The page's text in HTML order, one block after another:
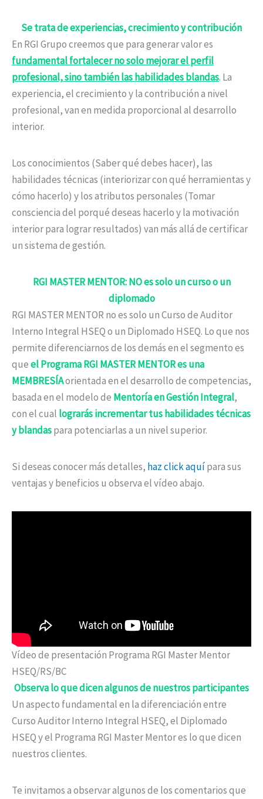
Se trata de experiencias, crecimiento y contribución
En RGI Grupo creemos que para generar valor es
fundamental fortalecer no solo mejorar el perfil
profesional, sino también las habilidades blandas. La
experiencia, el crecimiento y la contribución a nivel
profesional, van en medida proporcional al desarrollo
interior.
Los conocimientos (Saber qué debes hacer), las
habilidades técnicas (interiorizar con qué herramientas y
cómo hacerlo) y los atributos personales (Tomar
consciencia del porqué deseas hacerlo y la motivación
interior para lograr resultados) van más allá de certificar
un sistema de gestión.
RGI MASTER MENTOR: NO es solo un curso o un
diplomado
RGI MASTER MENTOR no es solo un Curso de Auditor
Interno Integral HSEQ o un Diplomado HSEQ. Lo que nos
permite diferenciarnos de los demás en el segmento es
queel Programa RGI MASTER MENTOR es una
MEMBRESÍAorientada en el desarrollo de competencias,
basada en el modelo de Mentoría en Gestión Integral,
con el cual lograrás incrementar tus habilidades técnicas
y blandaspara potenciarlas a un nivel superior.
Si deseas conocer más detalles, haz click aquípara sus
ventajas y beneficios u observa el vídeo abajo.
Vídeo de presentación Programa RGI Master Mentor
HSEQ/RS/BC
Observa lo que dicen algunos de nuestros participantes
Un aspecto fundamental en la diferenciación entre
Curso Auditor Interno Integral HSEQ, el Diplomado
HSEQ y el Programa RGI Master Mentor es lo que dicen
nuestros clientes.
Te invitamos a observar algunos de los comentarios que